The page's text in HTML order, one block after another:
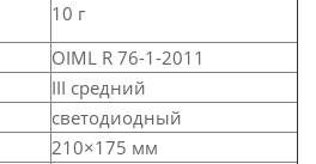
10 г
OIML R 76-1-2011
III средний
светодиодный
210×175 мм